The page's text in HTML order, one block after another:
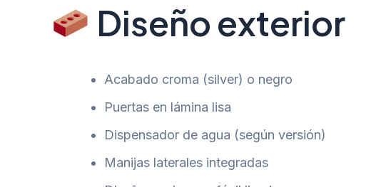
Diseño exterior
Acabado croma (silver) o negro
Puertas en lámina lisa
Dispensador de agua (según versión)
Manijas laterales integradas